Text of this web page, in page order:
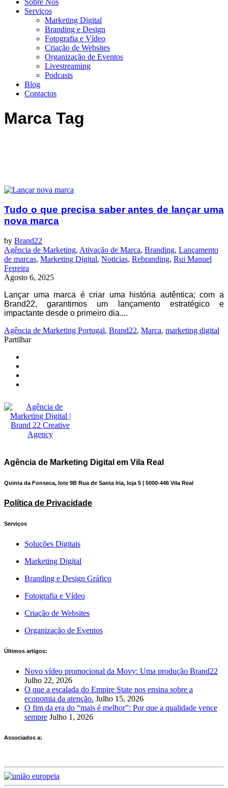
Sobre Nós
Serviços
Marketing Digital
Branding e Design
Fotografia e Vídeo
Criação de Websites
Organização de Eventos
Livestreaming
Podcasts
Blog
Contactos
Marca Tag
Tudo o que precisa saber antes de lançar uma
nova marca
by Brand22
Agência de Marketing, Ativação de Marca, Branding, Lançamento
de marcas, Marketing Digital, Noticias, Rebranding, Rui Manuel
Ferreira
Agosto 6, 2025
Lançar uma marca é criar uma história autêntica; com a
Brand22, garantimos um lançamento estratégico e
impactante desde o primeiro dia....
Agência de Marketing Portugal, Brand22, Marca, marketing digital
Partilhar
Agência de Marketing Digital em Vila Real
Quinta da Fonseca, lote 9B Rua de Santa Iria, loja 5 | 5000-446 Vila Real
Política de Privacidade
Serviços
Soluções Digitais
Marketing Digital
Branding e Design Gráfico
Fotografia e Vídeo
Criação de Websites
Organização de Eventos
Últimos artigos:
Novo vídeo promocional da Movy: Uma produção Brand22
Julho 22, 2026
O que a escalada do Empire State nos ensina sobre a
economia da atenção. Julho 15, 2026
O fim da era do “mais é melhor”: Por que a qualidade vence
sempre Julho 1, 2026
Associados a: